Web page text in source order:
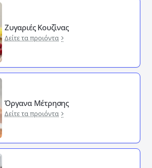
Ζυγαριές Κουζίνας
Δείτε τα προιόντα
Όργανα Μέτρησης
Δείτε τα προιόντα